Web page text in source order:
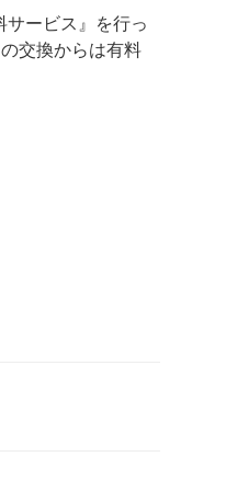
ービス』を行っ
交換からは有料